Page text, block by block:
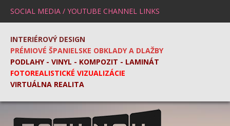
SOCIAL MEDIA / YOUTUBE CHANNEL LINKS
INTERIÉROVÝ DESIGN
PRÉMIOVÉ ŠPANIELSKE OBKLADY A DLAŽBY
PODLAHY - VINYL - KOMPOZIT - LAMINÁT
FOTOREALISTICKÉ VIZUALIZÁCIE
VIRTUÁLNA REALITA